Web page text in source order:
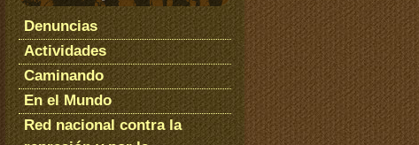
Denuncias
Actividades
Caminando
En el Mundo
Red nacional contra la